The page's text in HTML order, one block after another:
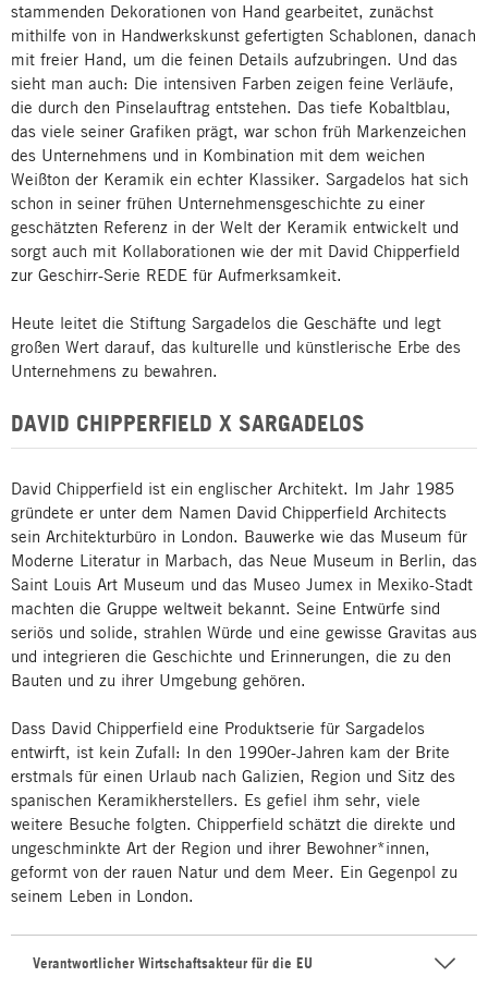
stammenden Dekorationen von Hand gearbeitet, zunächst
mithilfe von in Handwerkskunst gefertigten Schablonen, danach
mit freier Hand, um die feinen Details aufzubringen. Und das
sieht man auch: Die intensiven Farben zeigen feine Verläufe,
die durch den Pinselauftrag entstehen. Das tiefe Kobaltblau,
das viele seiner Grafiken prägt, war schon früh Markenzeichen
des Unternehmens und in Kombination mit dem weichen
Weißton der Keramik ein echter Klassiker. Sargadelos hat sich
schon in seiner frühen Unternehmensgeschichte zu einer
geschätzten Referenz in der Welt der Keramik entwickelt und
sorgt auch mit Kollaborationen wie der mit David Chipperfield
zur Geschirr-Serie REDE für Aufmerksamkeit.
Heute leitet die Stiftung Sargadelos die Geschäfte und legt
großen Wert darauf, das kulturelle und künstlerische Erbe des
Unternehmens zu bewahren.
DAVID CHIPPERFIELD X SARGADELOS
David Chipperfield ist ein englischer Architekt. Im Jahr 1985
gründete er unter dem Namen David Chipperfield Architects
sein Architekturbüro in London. Bauwerke wie das Museum für
Moderne Literatur in Marbach, das Neue Museum in Berlin, das
Saint Louis Art Museum und das Museo Jumex in Mexiko-Stadt
machten die Gruppe weltweit bekannt. Seine Entwürfe sind
seriös und solide, strahlen Würde und eine gewisse Gravitas aus
und integrieren die Geschichte und Erinnerungen, die zu den
Bauten und zu ihrer Umgebung gehören.
Dass David Chipperfield eine Produktserie für Sargadelos
entwirft, ist kein Zufall: In den 1990er-Jahren kam der Brite
erstmals für einen Urlaub nach Galizien, Region und Sitz des
spanischen Keramikherstellers. Es gefiel ihm sehr, viele
weitere Besuche folgten. Chipperfield schätzt die direkte und
ungeschminkte Art der Region und ihrer Bewohner*innen,
geformt von der rauen Natur und dem Meer. Ein Gegenpol zu
seinem Leben in London.
Verantwortlicher Wirtschaftsakteur für die EU